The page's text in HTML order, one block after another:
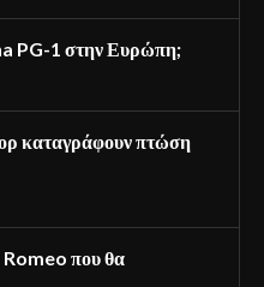
PG-1 στην Ευρώπη;
καταγράφουν πτώση
Romeo που θα